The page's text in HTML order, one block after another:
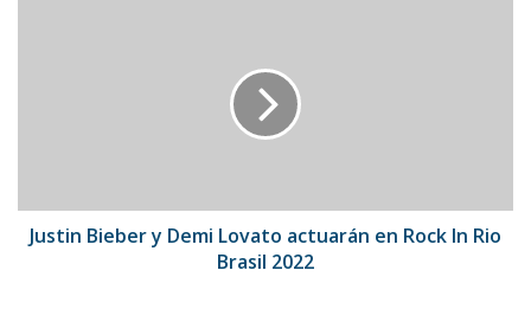
In
RioJustin Bieber y Demi Lovato actuarán en Rock In Rio
Brasil 2022